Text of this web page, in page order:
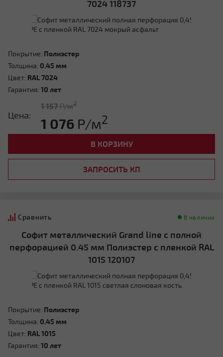
7024 118737
Покрытие: Полиэстер
Толщина: 0.45 мм
Цвет: RAL 7024
Гарантия: 10 лет
Цена:
1 157Р/м2
1 076 Р/м2
В КОРЗИНУ
ЗАПРОСИТЬ КП
Сравнить В наличии
Софит металлический Grand line с полной
перфорацией 0.45 мм Полиэстер с пленкой RAL
1015 120107
Покрытие: Полиэстер
Толщина: 0.45 мм
Цвет: RAL 1015
Гарантия: 10 лет